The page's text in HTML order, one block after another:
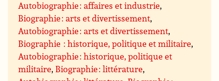
Autobiographie : affaires et industrie,
Biographie : arts et divertissement,
Autobiographie : arts et divertissement,
Biographie : historique, politique et militaire,
Autobiographie : historique, politique et
militaire, Biographie : littérature,